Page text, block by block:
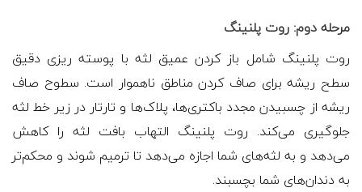
مرحله دوم: روت پلنینگ
روت پلنینگ شامل باز کردن عمیق لثه با پوسته ریزی دقیق
سطح ریشه برای صاف کردن مناطق ناهموار است. سطوح صاف
ریشه از چسبیدن مجدد باکتری‌ها، پلاک‌ها و تارتار در زیر خط لثه
جلوگیری می‌کند. روت پلنینگ التهاب بافت لثه را کاهش
می‌دهد و به لثه‌های شما اجازه می‌دهد تا ترمیم شوند و محکم‌تر
به دندان‌های شما بچسبند.